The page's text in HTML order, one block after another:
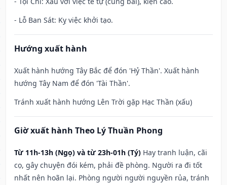
- Lỗ Ban Sát: Kỵ việc khởi tạo.
Hướng xuất hành
Xuất hành hướng Tây Bắc để đón 'Hỷ Thần'. Xuất hành
hướng Tây Nam để đón 'Tài Thần'.
Tránh xuất hành hướng Lên Trời gặp Hạc Thần (xấu)
Giờ xuất hành Theo Lý Thuần Phong
Từ 11h-13h (Ngọ) và từ 23h-01h (Tý) Hay tranh luận, cãi
cọ, gây chuyện đói kém, phải đề phòng. Người ra đi tốt
nhất nên hoãn lại. Phòng người người nguyền rủa, tránh